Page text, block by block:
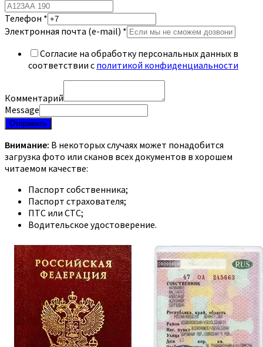
Телефон *
Электронная почта (e-mail) *
Согласие на обработку персональных данных в
соответствии с политикой конфиденциальности
Комментарий
Message
Отправить
Внимание: В некоторых случаях может понадобится
загрузка фото или сканов всех документов в хорошем
читаемом качестве:
Паспорт собственника;
Паспорт страхователя;
ПТС или СТС;
Водительское удостоверение.